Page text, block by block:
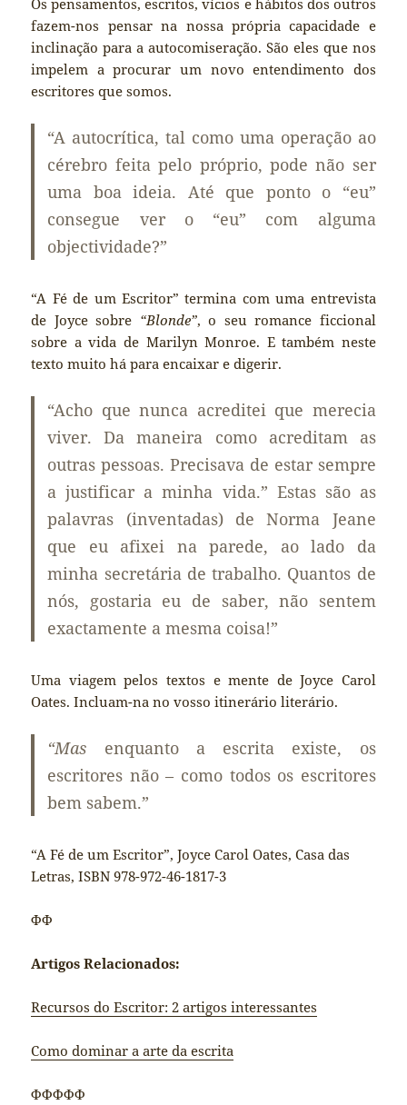
Os pensamentos, escritos, vícios e hábitos dos outros
fazem-nos pensar na nossa própria capacidade e
inclinação para a autocomiseração. São eles que nos
impelem a procurar um novo entendimento dos
escritores que somos.
“A autocrítica, tal como uma operação ao
cérebro feita pelo próprio, pode não ser
uma boa ideia. Até que ponto o “eu”
consegue ver o “eu” com alguma
objectividade?”
“A Fé de um Escritor” termina com uma entrevista
de Joyce sobre “Blonde”, o seu romance ficcional
sobre a vida de Marilyn Monroe. E também neste
texto muito há para encaixar e digerir.
“Acho que nunca acreditei que merecia
viver. Da maneira como acreditam as
outras pessoas. Precisava de estar sempre
a justificar a minha vida.” Estas são as
palavras (inventadas) de Norma Jeane
que eu afixei na parede, ao lado da
minha secretária de trabalho. Quantos de
nós, gostaria eu de saber, não sentem
exactamente a mesma coisa!”
Uma viagem pelos textos e mente de Joyce Carol
Oates. Incluam-na no vosso itinerário literário.
“Mas enquanto a escrita existe, os
escritores não – como todos os escritores
bem sabem.”
“A Fé de um Escritor”, Joyce Carol Oates, Casa das
Letras, ISBN 978-972-46-1817-3
ΦΦ
Artigos Relacionados:
Recursos do Escritor: 2 artigos interessantes
Como dominar a arte da escrita
ΦΦΦΦΦ